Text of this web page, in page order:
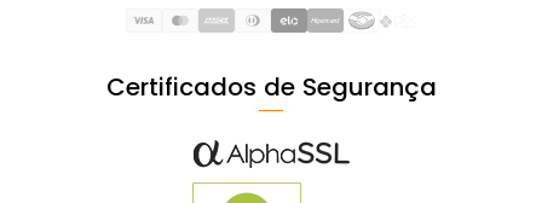
Certificados de Segurança